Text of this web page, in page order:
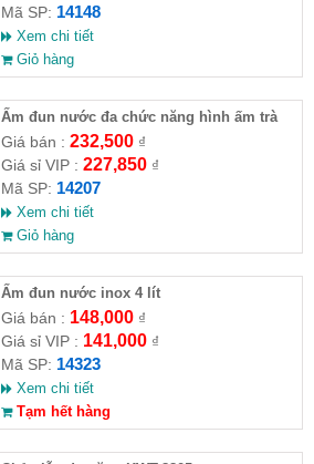
Mã SP: 14148
Xem chi tiết
Giỏ hàng
Ấm đun nước đa chức năng hình ấm trà
Giá bán : 232,500₫
Giá sỉ VIP : 227,850₫
Mã SP: 14207
Xem chi tiết
Giỏ hàng
Ấm đun nước inox 4 lít
Giá bán : 148,000₫
Giá sỉ VIP : 141,000₫
Mã SP: 14323
Xem chi tiết
Tạm hết hàng